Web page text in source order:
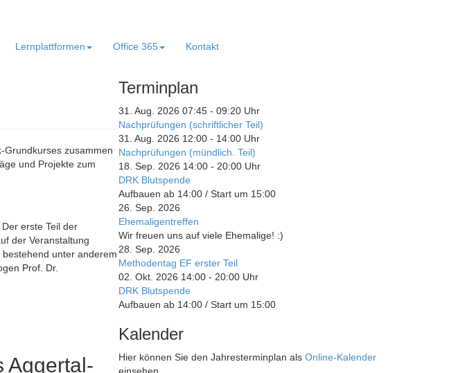
Lernplattformen Office 365 Kontakt
Grundkurses zusammen
und Projekte zum
erste Teil der
der Veranstaltung
unter anderem
Prof. Dr.
Aggertal-
Terminplan
31. Aug. 2026 07:45 - 09:20 Uhr
Nachprüfungen (schriftlicher Teil)
31. Aug. 2026 12:00 - 14:00 Uhr
Nachprüfungen (mündlich. Teil)
18. Sep. 2026 14:00 - 20:00 Uhr
DRK Blutspende
Aufbauen ab 14:00 / Start um 15:00
26. Sep. 2026
Ehemaligentreffen
Wir freuen uns auf viele Ehemalige! :)
28. Sep. 2026
Methodentag EF erster Teil
02. Okt. 2026 14:00 - 20:00 Uhr
DRK Blutspende
Aufbauen ab 14:00 / Start um 15:00
Kalender
Hier können Sie den Jahresterminplan als Online-Kalender